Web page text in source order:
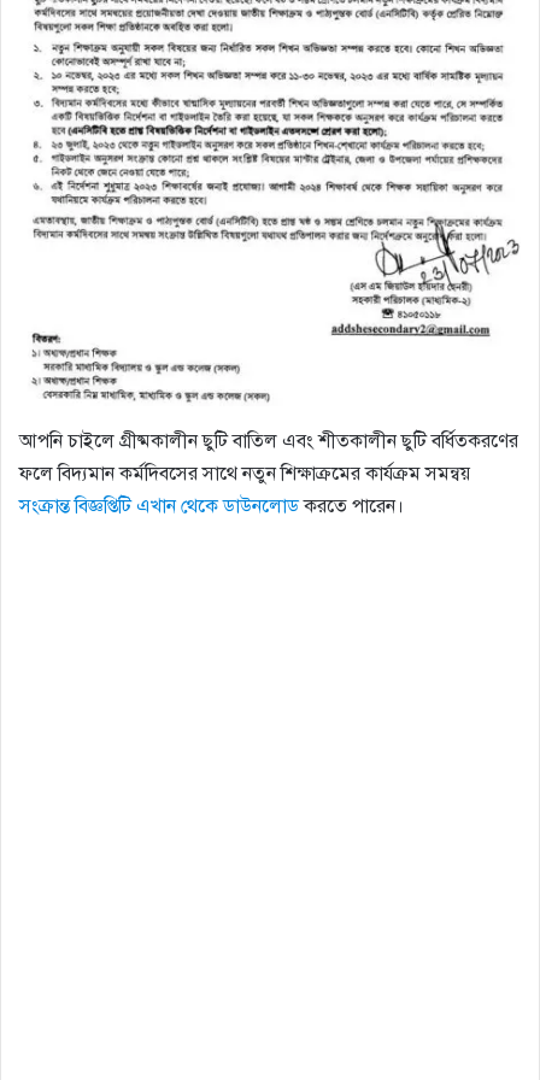
আপনি চাইলে গ্রীষ্মকালীন ছুটি বাতিল এবং শীতকালীন ছুটি বর্ধিতকরণের
ফলে বিদ্যমান কর্মদিবসের সাথে নতুন শিক্ষাক্রমের কার্যক্রম সমন্বয়
সংক্রান্ত বিজ্ঞপ্তিটি এখান থেকে ডাউনলোডকরতে পারেন।